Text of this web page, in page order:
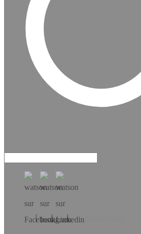
Téléchargez l’app!